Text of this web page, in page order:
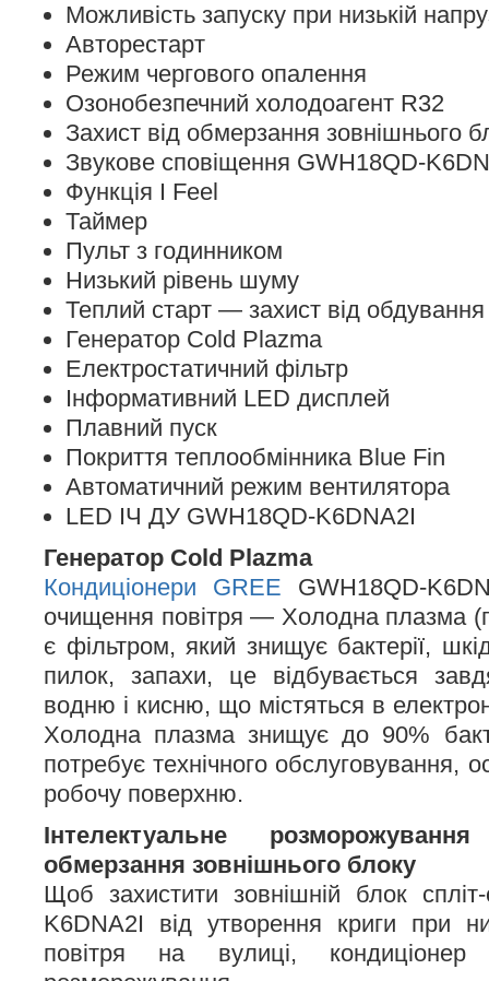
Можливість запуску при низькій
Авторестарт
Режим чергового опалення
Озонобезпечний холодоагент R32
Захист від обмерзання зовнішнього
Звукове сповіщення GWH18QD-
Функція I Feel
Таймер
Пульт з годинником
Низький рівень шуму
Теплий старт — захист від
Генератор Cold Plazma
Електростатичний фільтр
Інформативний LED дисплей
Плавний пуск
Покриття теплообмінника Blue Fin
Автоматичний режим вентилятора
LED ІЧ ДУ GWH18QD-K6DNA2I
Генератор Cold Plazma
Кондиціонери GREE GWH18QD-
очищення повітря — Холодна плазма
є фільтром, який знищує бактерії,
пилок, запахи, це відбувається
водню і кисню, що містяться в
Холодна плазма знищує до 90%
потребує технічного обслуговування,
робочу поверхню.
Інтелектуальне
обмерзання зовнішнього блоку
Щоб захистити зовнішній блок
K6DNA2I від утворення криги при
повітря на вулиці, кондиціонер